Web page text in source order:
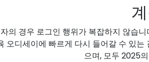
의 경우 로그인 행위가 복잡하지 않습니
오디세이에 빠르게 다시 들어갈 수 있
으며, 모두 2025